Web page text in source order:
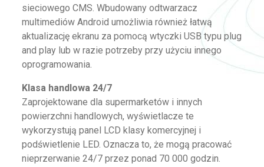
sieciowego CMS. Wbudowany odtwarzacz
multimediów Android umożliwia również łatwą
aktualizację ekranu za pomocą wtyczki USB typu plug
and play lub w razie potrzeby przy użyciu innego
oprogramowania.
Klasa handlowa 24/7
Zaprojektowane dla supermarketów i innych
powierzchni handlowych, wyświetlacze te
wykorzystują panel LCD klasy komercyjnej i
podświetlenie LED. Oznacza to, że mogą pracować
nieprzerwanie 24/7 przez ponad 70 000 godzin.